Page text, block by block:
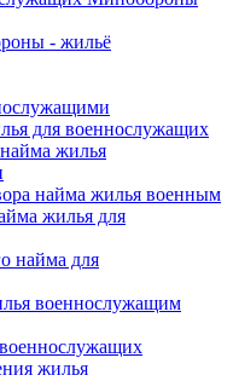
- жильё
для военнослужащих
жилья
найма жилья военным
жилья для
найма для
военнослужащим
жилья